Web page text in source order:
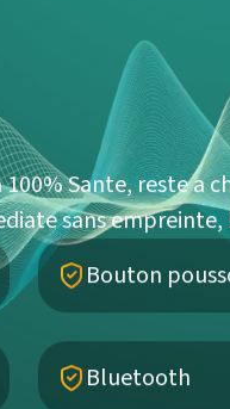
Sante, reste a
sans
Bouton
Bluetooth